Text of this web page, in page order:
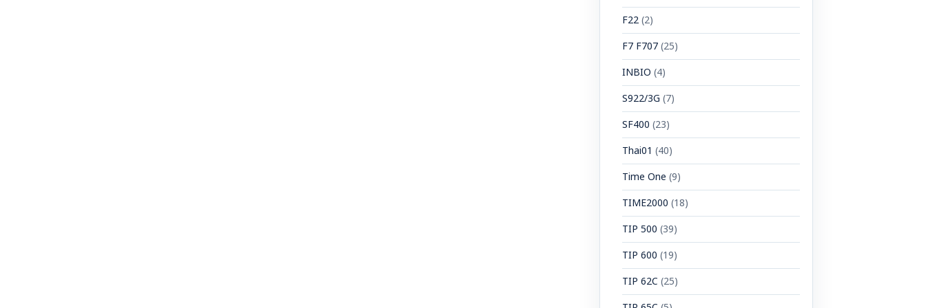
F22(2)
F7 F707(25)
INBIO (4)
S922/3G (7)
SF400 (23)
Thai01 (40)
Time One (9)
TIME2000 (18)
TIP 500 (39)
TIP 600 (19)
TIP 62C (25)